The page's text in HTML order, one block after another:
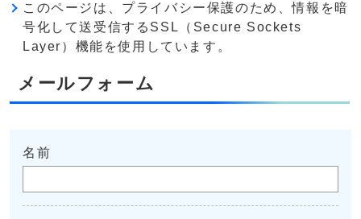
このページは、プライバシー保護のため、情報を暗
号化して送受信するSSL（Secure Sockets
Layer）機能を使用しています。
メールフォーム
名前